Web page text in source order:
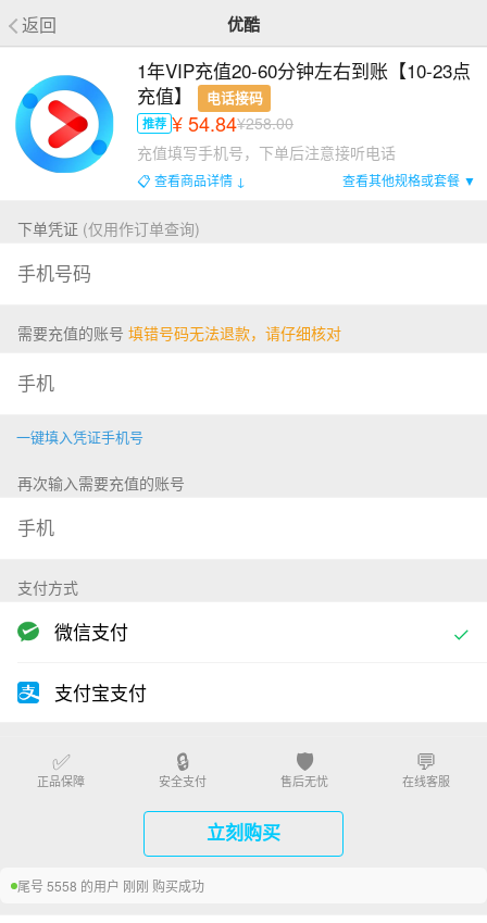
返回 优酷
1年VIP充值20-60分钟左右到账【10-23点
充值】
电话接码
推荐 ¥ 54.84¥258.00
充值填写手机号，下单后注意接听电话
📋 查看商品详情 ↓ 查看其他规格或套餐 ▼
下单凭证 (仅用作订单查询)
需要充值的账号 填错号码无法退款，请仔细核对
一键填入凭证手机号
再次输入需要充值的账号
支付方式
微信支付
支付宝支付
✅
正品保障
🔒
安全支付
🛡️
售后无忧
💬
在线客服
立刻购买
尾号 5558 的用户 刚刚 购买成功